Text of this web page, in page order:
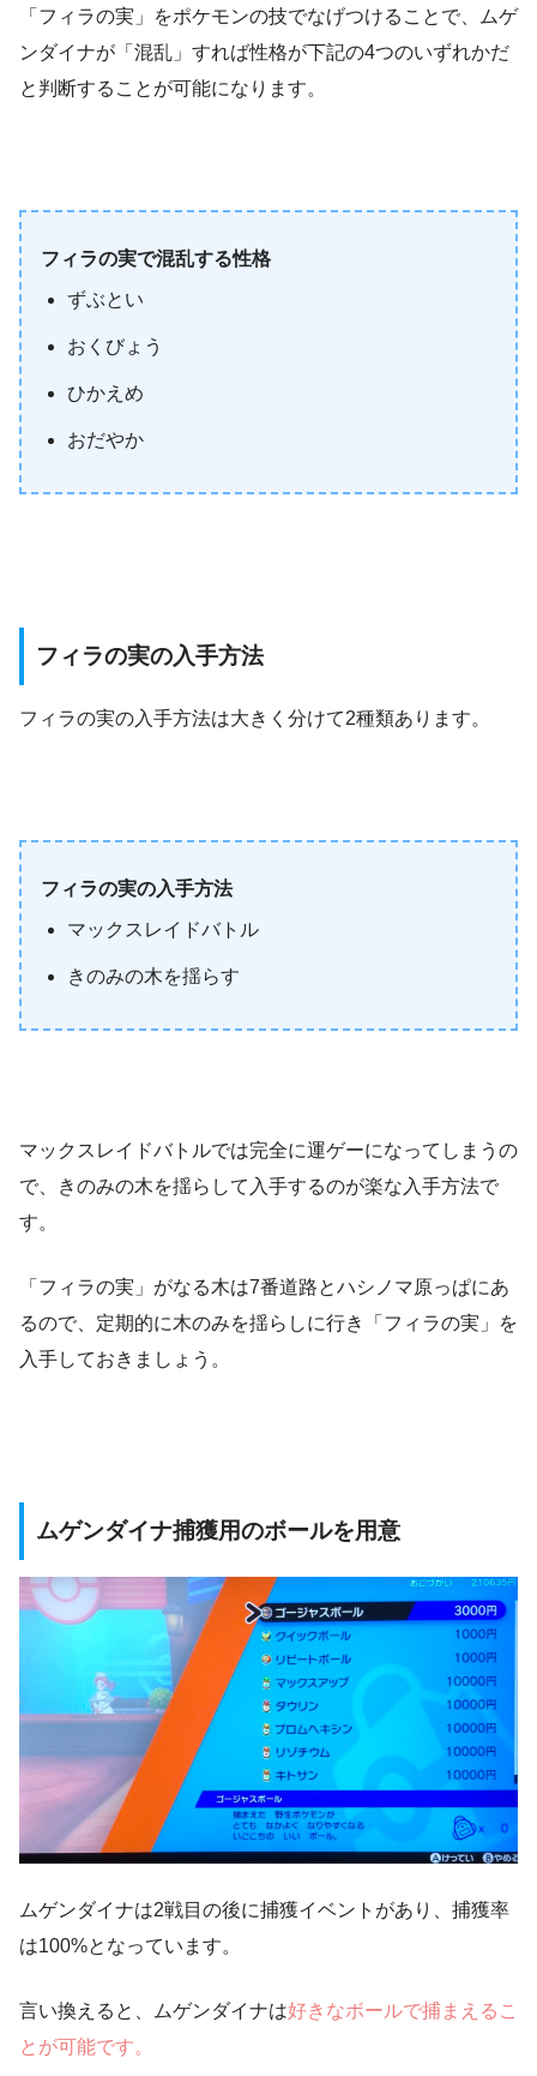
「フィラの実」をポケモンの技でなげつけることで、ムゲ
ンダイナが「混乱」すれば性格が下記の4つのいずれかだ
と判断することが可能になります。
フィラの実で混乱する性格
ずぶとい
おくびょう
ひかえめ
おだやか
フィラの実の入手方法
フィラの実の入手方法は大きく分けて2種類あります。
フィラの実の入手方法
マックスレイドバトル
きのみの木を揺らす
マックスレイドバトルでは完全に運ゲーになってしまうの
で、きのみの木を揺らして入手するのが楽な入手方法で
す。
「フィラの実」がなる木は7番道路とハシノマ原っぱにあ
るので、定期的に木のみを揺らしに行き「フィラの実」を
入手しておきましょう。
ムゲンダイナ捕獲用のボールを用意
ムゲンダイナは2戦目の後に捕獲イベントがあり、捕獲率
は100%となっています。
言い換えると、ムゲンダイナは好きなボールで捕まえるこ
とが可能です。